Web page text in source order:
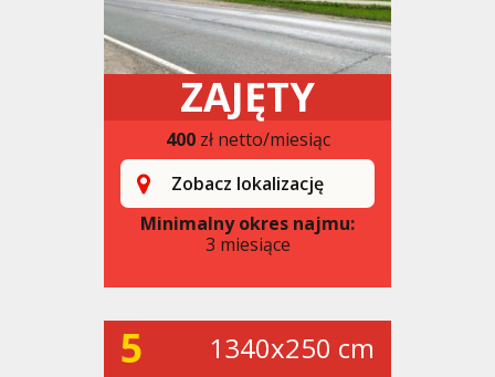
ZAJĘTY
400zł netto/miesiąc
Zobacz lokalizację
Minimalny okres najmu:
3 miesiące
5 1340x250 cm